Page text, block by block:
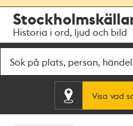
navigationen
huvudinnehållet
Historia i ord, ljud och bild
Visa vad